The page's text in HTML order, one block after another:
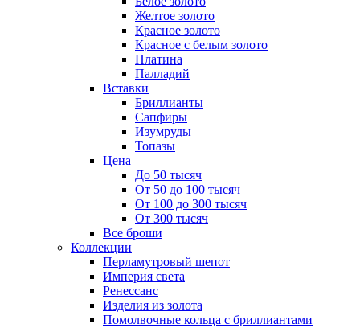
Желтое золото
Красное золото
Красное с белым золото
Платина
Палладий
Вставки
Бриллианты
Сапфиры
Изумруды
Топазы
Цена
До 50 тысяч
От 50 до 100 тысяч
От 100 до 300 тысяч
От 300 тысяч
Все броши
Коллекции
Перламутровый шепот
Империя света
Ренессанс
Изделия из золота
Помолвочные кольца с бриллиантами